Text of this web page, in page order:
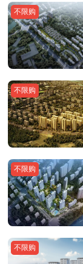
不限购
不限购
不限购
不限购